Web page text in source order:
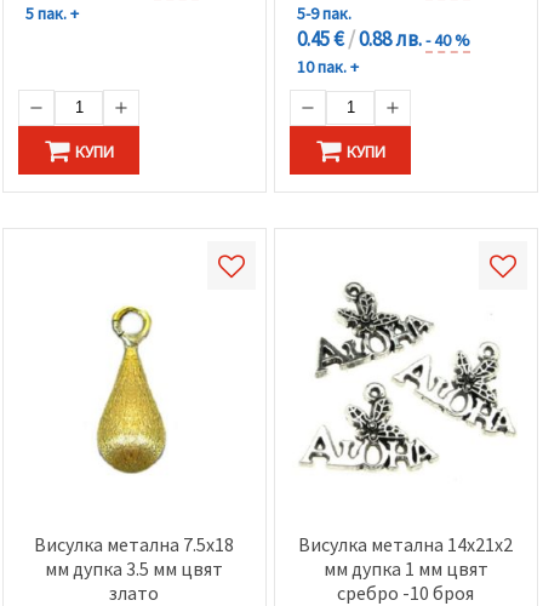
5 пак. +
КУПИ
5-9 пак.
0.45 €/0.88 лв.- 40 %
10 пак. +
КУПИ
Висулка метална 7.5x18
мм дупка 3.5 мм цвят
злато
Висулка метална 14x21x2
мм дупка 1 мм цвят
сребро -10 броя